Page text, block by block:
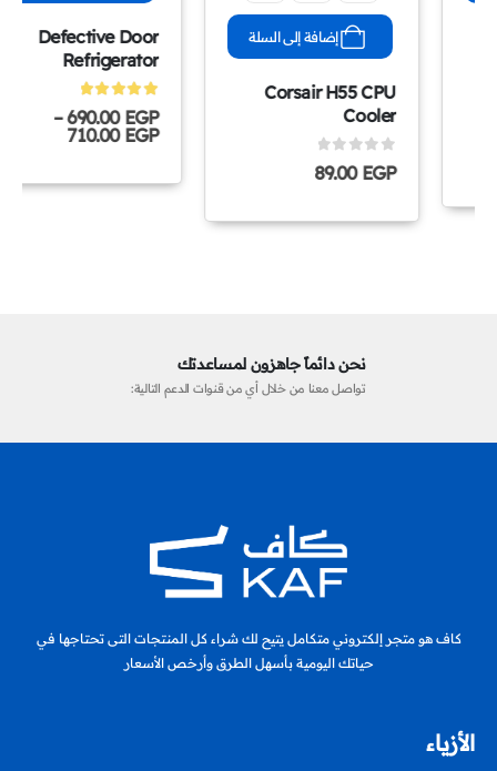
إضافة إلى السلة
Corsair H55 CPU
89.00
Defective Door
Refrigerator
690.00
–
710.00
نحن دائماً جاهزون لمساعدتك
تواصل معنا من خلال أي من قنوات الدعم التالية:
كاف هو متجر إلكتروني متكامل يتيح لك شراء كل المنتجات التى تحتاجها في
حياتك اليومية بأسهل الطرق وأرخص الأسعار
الأزياء